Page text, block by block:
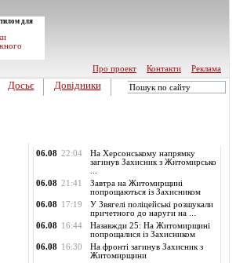
для
Про проект
Контакти Реклама
Досьє Довідники
06.08 22:04
На Херсонському напрямку
загинув Захисник з Житомирсько
06.08 21:41
Завтра на Житомирщині
попрощаються із Захисником
06.08 17:19
У Звягелі поліцейські розшукали
причетного до наруги на ...
06.08 16:44
Назавжди 25: На Житомирщині
попрощалися із Захисником
06.08 16:30
На фронті загинув Захисник з
Житомирщини